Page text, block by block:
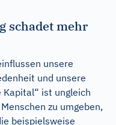
schadet mehr
unsere
und unsere
Kapital“ ist ungleich
zu umgeben,
beispielsweise